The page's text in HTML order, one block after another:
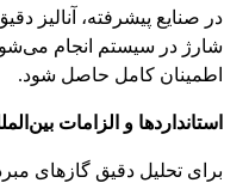
در صنایع پیشرفته، آنالیز
شارژ در سیستم انجام
اطمینان کامل حاصل شود.
استانداردها و الزامات
برای تحلیل دقیق گازهای